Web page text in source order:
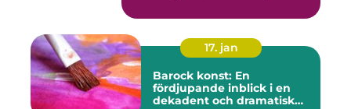
17. jan
Barock konst: En
fördjupande inblick i en
dekadent och dramatisk